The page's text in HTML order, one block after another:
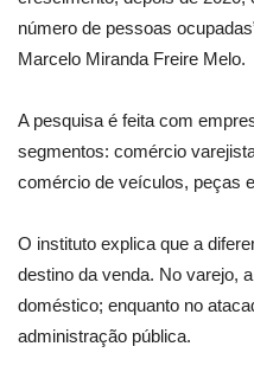
número de pessoas
Marcelo Miranda Freire Melo.
A pesquisa é feita com
segmentos: comércio
comércio de veículos, peças
O instituto explica que a
destino da venda. No varejo,
doméstico; enquanto no
administração pública.